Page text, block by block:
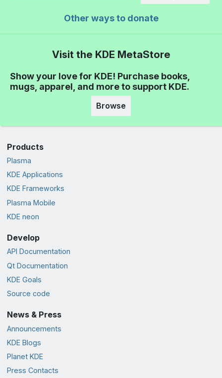
Other ways to donate
Visit the KDE MetaStore
Show your love for KDE! Purchase books,
mugs, apparel, and more to support KDE.
Browse
Products
Plasma
KDE Applications
KDE Frameworks
Plasma Mobile
KDE neon
Develop
API Documentation
Qt Documentation
KDE Goals
Source code
News & Press
Announcements
KDE Blogs
Planet KDE
Press Contacts